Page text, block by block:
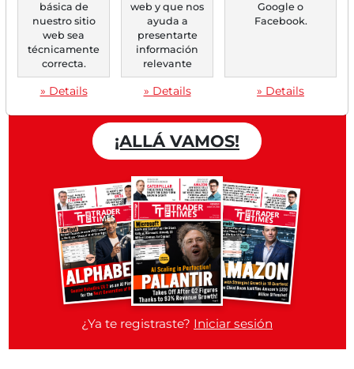
Trader Times
Cuenta gratuita
¡ALLÁ VAMOS!
¿Ya te registraste? Iniciar sesión
básica de
nuestro sitio
web sea
técnicamente
correcta.
» Details
web y que nos
ayuda a
presentarte
información
relevante
» Details
Google o
Facebook.
» Details